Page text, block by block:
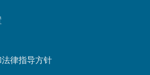
律指导方针